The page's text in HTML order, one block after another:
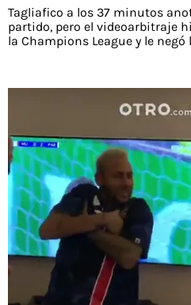
Tagliafico a los 37 minutos
partido, pero el videoarbitraje
la Champions League y le negó